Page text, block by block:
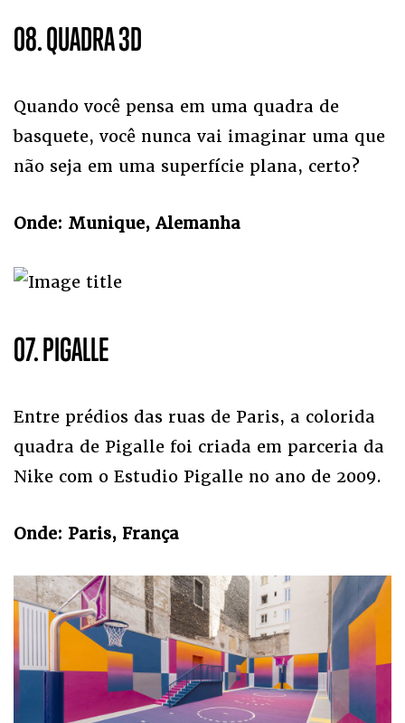
08. QUADRA 3D
Quando você pensa em uma quadra de
basquete, você nunca vai imaginar uma que
não seja em uma superfície plana, certo?
Onde: Munique, Alemanha
07. PIGALLE
Entre prédios das ruas de Paris, a colorida
quadra de Pigalle foi criada em parceria da
Nike com o Estudio Pigalle no ano de 2009.
Onde: Paris, França